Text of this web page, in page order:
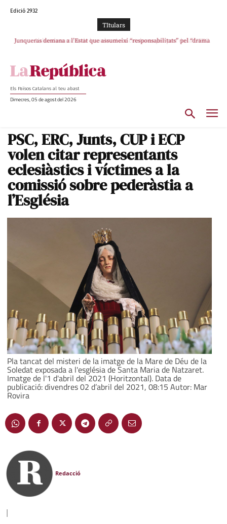
Edició 2932
TItulars
Junqueras demana a l’Estat que assumeixi “responsabilitats” pel “drama
L’abandonament de les seleccions catalanes per part de la UFEC
Els Països Catalans al teu abast
Dimecres, 05 de agost del 2026
PSC, ERC, Junts, CUP i ECP
volen citar representants
eclesiàstics i víctimes a la
comissió sobre pederàstia a
l’Església
Pla tancat del misteri de la imatge de la Mare de Déu de la
Soledat exposada a l'església de Santa Maria de Natzaret.
Imatge de l'1 d'abril del 2021 (Horitzontal). Data de
publicació: divendres 02 d’abril del 2021, 08:15 Autor: Mar
Rovira
Redacció
|